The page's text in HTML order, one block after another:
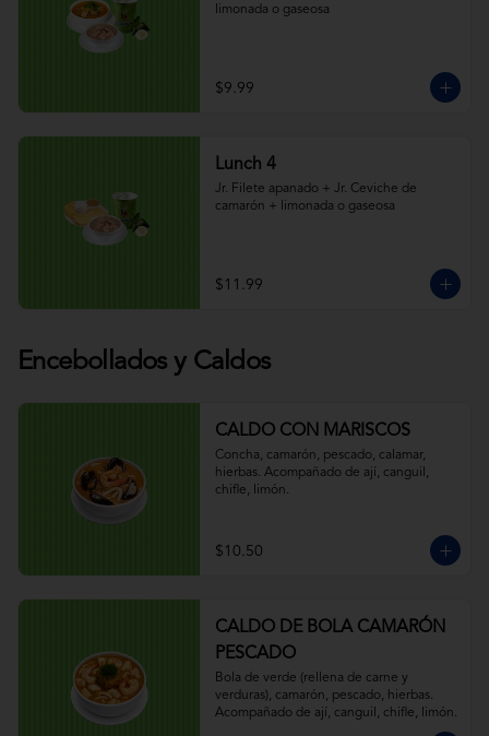
limonada o gaseosa
$9.99
Lunch 4
Jr. Filete apanado + Jr. Ceviche de
camarón + limonada o gaseosa
$11.99
Encebollados y Caldos
CALDO CON MARISCOS
Concha, camarón, pescado, calamar,
hierbas. Acompañado de ají, canguil,
chifle, limón.
$10.50
CALDO DE BOLA CAMARÓN
PESCADO
Bola de verde (rellena de carne y
verduras), camarón, pescado, hierbas.
Acompañado de ají, canguil, chifle, limón.